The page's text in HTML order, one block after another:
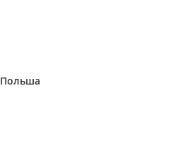
Польша